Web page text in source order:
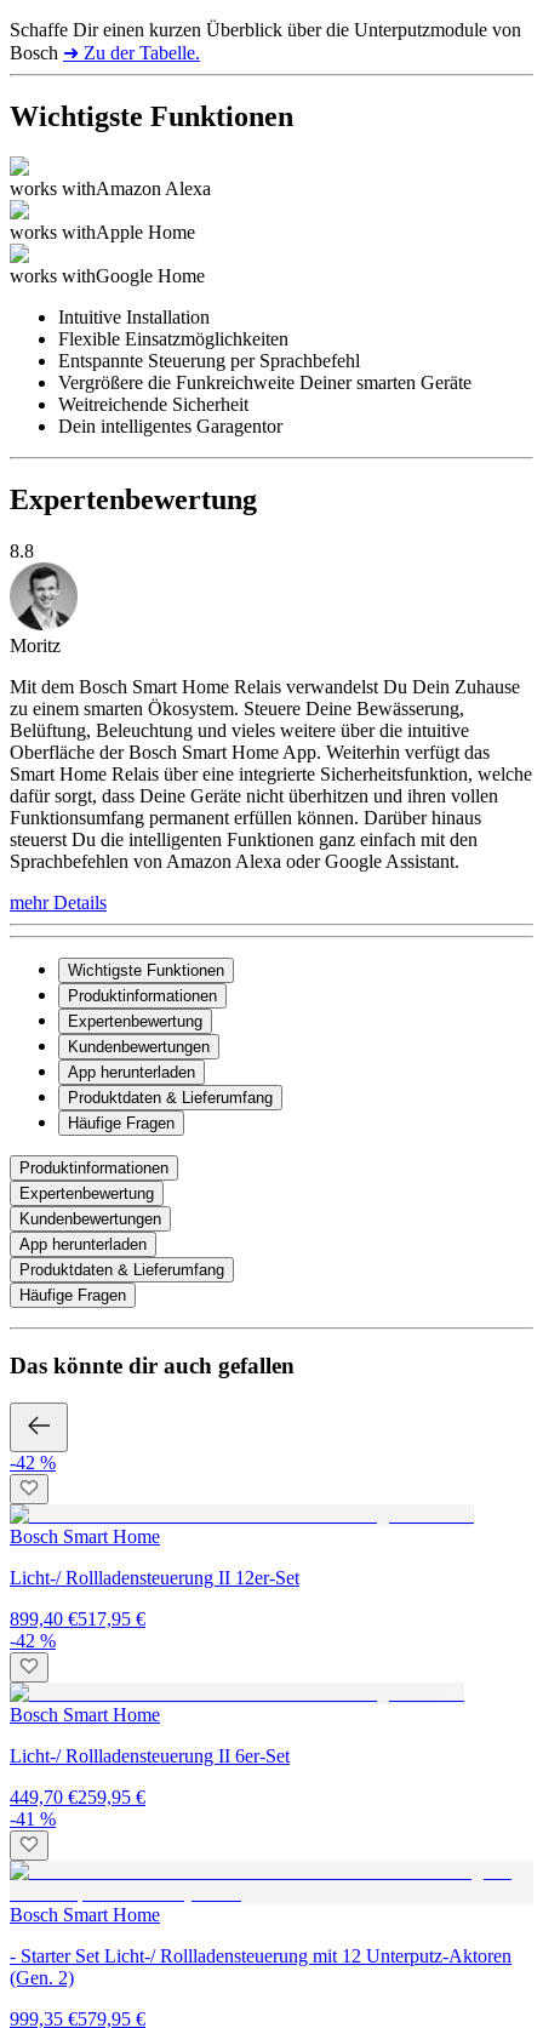
Schaffe Dir einen kurzen Überblick über die Unterputzmodule von
Bosch ➜ Zu der Tabelle.
Wichtigste Funktionen
works withAmazon Alexa
works withApple Home
works withGoogle Home
Intuitive Installation
Flexible Einsatzmöglichkeiten
Entspannte Steuerung per Sprachbefehl
Vergrößere die Funkreichweite Deiner smarten Geräte
Weitreichende Sicherheit
Dein intelligentes Garagentor
Expertenbewertung
8.8
Moritz
Mit dem Bosch Smart Home Relais verwandelst Du Dein Zuhause
zu einem smarten Ökosystem. Steuere Deine Bewässerung,
Belüftung, Beleuchtung und vieles weitere über die intuitive
Oberfläche der Bosch Smart Home App. Weiterhin verfügt das
Smart Home Relais über eine integrierte Sicherheitsfunktion, welche
dafür sorgt, dass Deine Geräte nicht überhitzen und ihren vollen
Funktionsumfang permanent erfüllen können. Darüber hinaus
steuerst Du die intelligenten Funktionen ganz einfach mit den
Sprachbefehlen von Amazon Alexa oder Google Assistant.
mehr Details
Wichtigste Funktionen
Produktinformationen
Expertenbewertung
Kundenbewertungen
App herunterladen
Produktdaten & Lieferumfang
Häufige Fragen
Produktinformationen
Expertenbewertung
Kundenbewertungen
App herunterladen
Produktdaten & Lieferumfang
Häufige Fragen
Das könnte dir auch gefallen
-42 %
Bosch Smart Home
Licht-/ Rollladensteuerung II 12er-Set
899,40 €517,95 €
-42 %
Bosch Smart Home
Licht-/ Rollladensteuerung II 6er-Set
449,70 €259,95 €
-41 %
Bosch Smart Home
- Starter Set Licht-/ Rollladensteuerung mit 12 Unterputz-Aktoren
(Gen. 2)
999,35 €579,95 €